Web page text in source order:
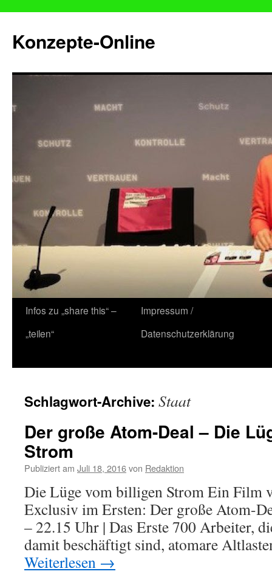
Konzepte-Online
Zum
Inhalt
Infos zu „share this“ –
„teilen“
Impressum /
Datenschutzerklärung
Schlagwort-Archive: Staat
Der große Atom-Deal – Die
Strom
Publiziert am Juli 18, 2016von Redaktion
Die Lüge vom billigen Strom Ein Film
Exclusiv im Ersten: Der große Atom-
– 22.15 Uhr | Das Erste 700 Arbeiter,
damit beschäftigt sind, atomare
Weiterlesen →